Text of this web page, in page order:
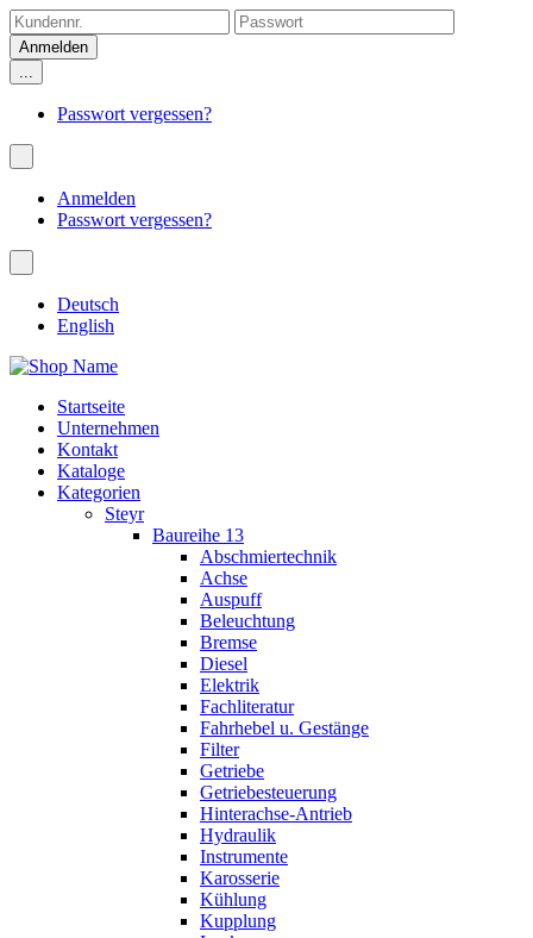
...
Passwort vergessen?
Anmelden
Passwort vergessen?
Deutsch
English
Startseite
Unternehmen
Kontakt
Kataloge
Kategorien
Steyr
Baureihe 13
Abschmiertechnik
Achse
Auspuff
Beleuchtung
Bremse
Diesel
Elektrik
Fachliteratur
Fahrhebel u. Gestänge
Filter
Getriebe
Getriebesteuerung
Hinterachse-Antrieb
Hydraulik
Instrumente
Karosserie
Kühlung
Kupplung